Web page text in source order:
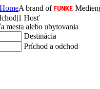
A brand of
|1 Hosť
mesta alebo ubytovania
Destinácia
Príchod a odchod